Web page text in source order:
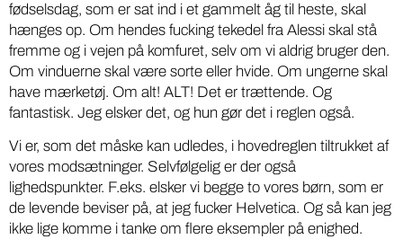
fødselsdag, som er sat ind i et gammelt åg til heste, skal
hænges op. Om hendes fucking tekedel fra Alessi skal stå
fremme og i vejen på komfuret, selv om vi aldrig bruger den.
Om vinduerne skal være sorte eller hvide. Om ungerne skal
have mærketøj. Om alt! ALT! Det er trættende. Og
fantastisk. Jeg elsker det, og hun gør det i reglen også.
Vi er, som det måske kan udledes, i hovedreglen tiltrukket af
vores modsætninger. Selvfølgelig er der også
lighedspunkter. F.eks. elsker vi begge to vores børn, som er
de levende beviser på, at jeg fucker Helvetica. Og så kan jeg
ikke lige komme i tanke om flere eksempler på enighed.